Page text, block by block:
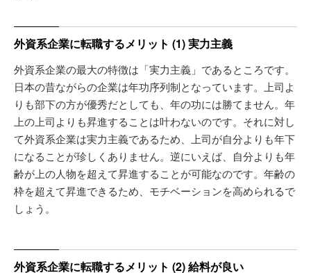
外資系企業に転職するメリット (1) 実力主義
外資系企業の最大の特徴は「実力主義」であるところです。
日本の昔ながらの企業は年功序列制となっています。上司よ
りも部下の方が優秀だとしても、年の功には勝てません。年
上の上司よりも昇進することは叶わないのです。それに対し
て外資系企業は実力主義であるため、上司が自分よりも年下
になることが珍しくありません。逆にいえば、自分よりも年
齢が上の人物を超えて昇進することが可能なのです。年齢の
枠を超えて昇進できるため、モチベーションを高められるで
しょう。
外資系企業に転職するメリット (2) 給料が良い